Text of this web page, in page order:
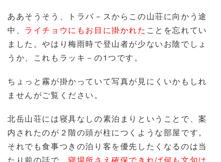
ああそうそう、トラバ－スからこの山荘に向かう途
中、 ライチョウにもお目に掛かれた ことを忘れてい
ました。やはり梅雨時で登山者が少ないお陰でしょ
うか、これもラッキ－の1つです。
ちょっと霧が掛かっていて写真が見にくいかもしれ
ませんがご覧ください。
北岳山荘には寝具なしの素泊まりということで、案
内されたのが２階の頭が柱につくような部屋です。
それでも食事つきの泊り客を優先したくなるのは当
たり前の話で、寝場所さえ確保できれば何も文句は